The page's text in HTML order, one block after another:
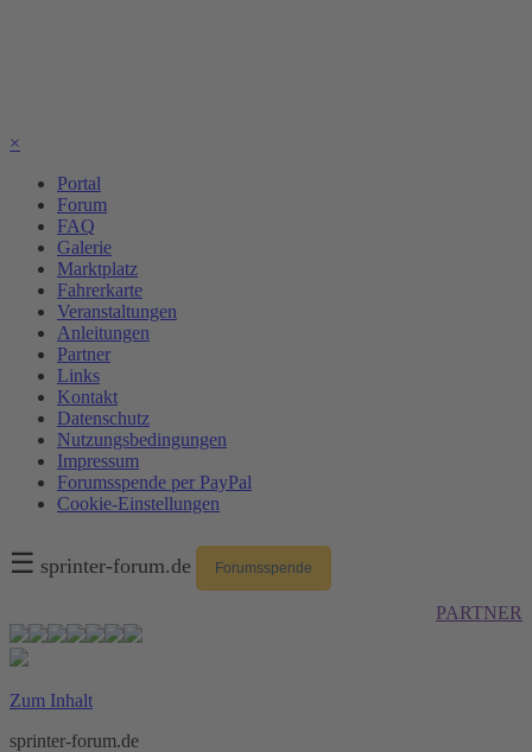
×
Portal
Forum
FAQ
Galerie
Marktplatz
Fahrerkarte
Veranstaltungen
Anleitungen
Partner
Links
Kontakt
Datenschutz
Nutzungsbedingungen
Impressum
Forumsspende per PayPal
Cookie-Einstellungen
☰ sprinter-forum.de Forumsspende
PARTNER
Zum Inhalt
sprinter-forum.de